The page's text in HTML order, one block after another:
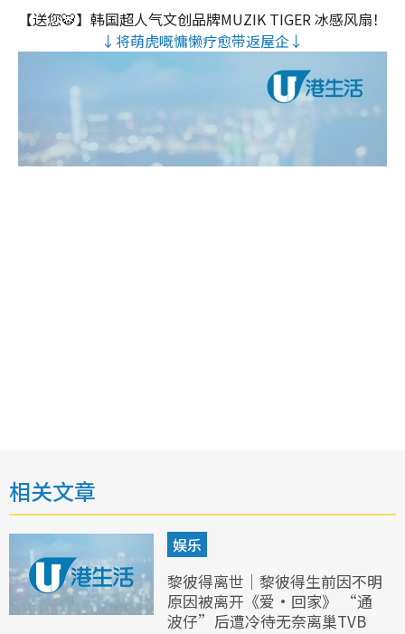
【送您🐯】韩国超人气文创品牌MUZIK TIGER 冰感风扇！
↓将萌虎嘅慵懒疗愈带返屋企↓
相关文章
娱乐
黎彼得离世｜黎彼得生前因不明
原因被离开《爱·回家》 “通
波仔”后遭冷待无奈离巢TVB